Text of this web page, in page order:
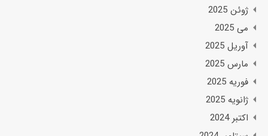
ژوئن 2025
می 2025
آوریل 2025
مارس 2025
فوریه 2025
ژانویه 2025
اکتبر 2024